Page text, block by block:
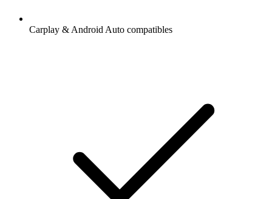
Carplay & Android Auto compatibles